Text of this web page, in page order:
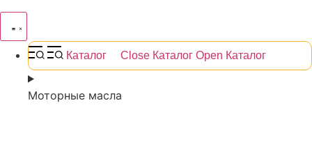
Каталог Close Каталог Open Каталог
Моторные масла